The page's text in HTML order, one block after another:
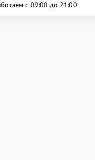
с 09:00 до 21:00